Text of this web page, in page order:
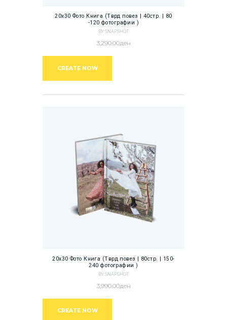
20х30 Фото Книга (Тврд повез | 40стр. | 80
-120 фотографии )
BY SNAPSHOT
3,290.00ден
CREATE NOW
20х30 Фото Книга (Тврд повез | 80стр. | 150-
240 фотографии )
BY SNAPSHOT
3,990.00ден
CREATE NOW